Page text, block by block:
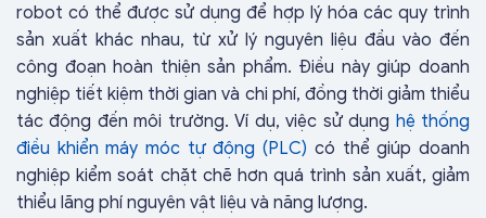
robot có thể được sử dụng để hợp lý hóa các quy trình
sản xuất khác nhau, từ xử lý nguyên liệu đầu vào đến
công đoạn hoàn thiện sản phẩm. Điều này giúp doanh
nghiệp tiết kiệm thời gian và chi phí, đồng thời giảm thiểu
tác động đến môi trường. Ví dụ, việc sử dụng hệ thống
điều khiển máy móc tự động (PLC) có thể giúp doanh
nghiệp kiểm soát chặt chẽ hơn quá trình sản xuất, giảm
thiểu lãng phí nguyên vật liệu và năng lượng.